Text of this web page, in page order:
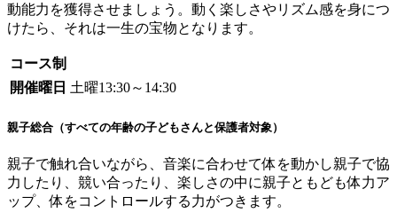
動能力を獲得させましょう。動く楽しさやリズム感を身につ
けたら、それは一生の宝物となります。
コース制
開催曜日 土曜13:30～14:30
親子総合（すべての年齢の子どもさんと保護者対象）
親子で触れ合いながら、音楽に合わせて体を動かし親子で協
力したり、競い合ったり、楽しさの中に親子ともども体力ア
ップ、体をコントロールする力がつきます。